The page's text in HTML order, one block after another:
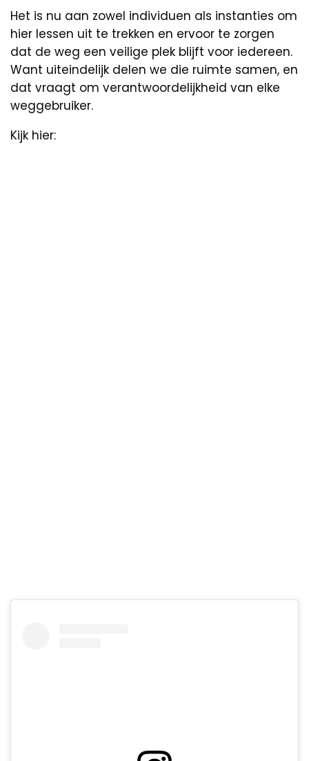
Het is nu aan zowel individuen als instanties om
hier lessen uit te trekken en ervoor te zorgen
dat de weg een veilige plek blijft voor iedereen.
Want uiteindelijk delen we die ruimte samen, en
dat vraagt om verantwoordelijkheid van elke
weggebruiker.
Kijk hier: